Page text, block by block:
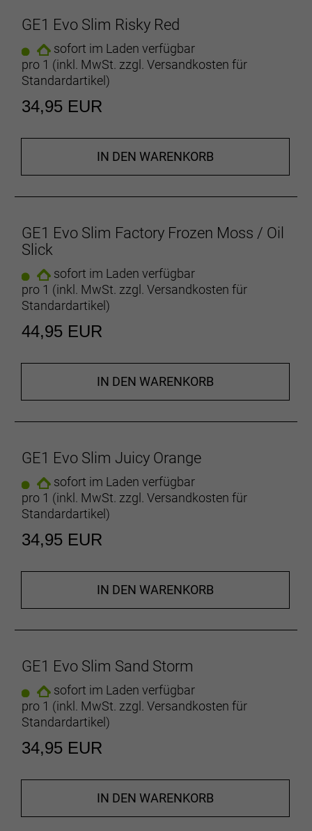
GE1 Evo Slim Risky Red
sofort im Laden verfügbar
pro 1 (inkl. MwSt. zzgl. Versandkosten für
Standardartikel)
34,95 EUR
IN DEN WARENKORB
GE1 Evo Slim Factory Frozen Moss / Oil
Slick
sofort im Laden verfügbar
pro 1 (inkl. MwSt. zzgl. Versandkosten für
Standardartikel)
44,95 EUR
IN DEN WARENKORB
GE1 Evo Slim Juicy Orange
sofort im Laden verfügbar
pro 1 (inkl. MwSt. zzgl. Versandkosten für
Standardartikel)
34,95 EUR
IN DEN WARENKORB
GE1 Evo Slim Sand Storm
sofort im Laden verfügbar
pro 1 (inkl. MwSt. zzgl. Versandkosten für
Standardartikel)
34,95 EUR
IN DEN WARENKORB